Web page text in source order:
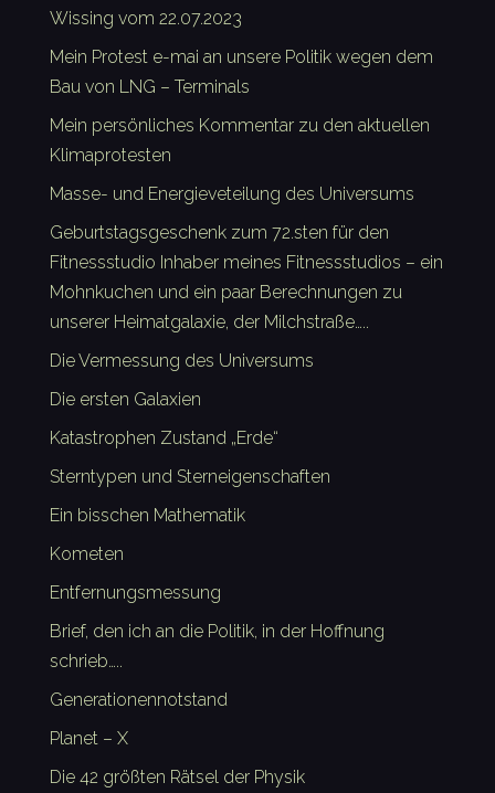
Wissing vom 22.07.2023
Mein Protest e-mai an unsere Politik wegen dem
Bau von LNG – Terminals
Mein persönliches Kommentar zu den aktuellen
Klimaprotesten
Masse- und Energieveteilung des Universums
Geburtstagsgeschenk zum 72.sten für den
Fitnessstudio Inhaber meines Fitnessstudios – ein
Mohnkuchen und ein paar Berechnungen zu
unserer Heimatgalaxie, der Milchstraße…..
Die Vermessung des Universums
Die ersten Galaxien
Katastrophen Zustand „Erde“
Sterntypen und Sterneigenschaften
Ein bisschen Mathematik
Kometen
Entfernungsmessung
Brief, den ich an die Politik, in der Hoffnung
schrieb…..
Generationennotstand
Planet – X
Die 42 größten Rätsel der Physik